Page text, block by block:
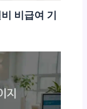
비급여 기